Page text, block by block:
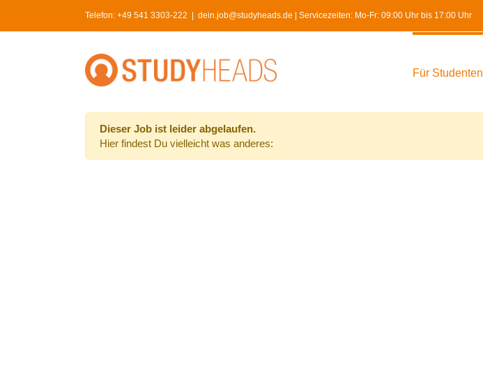
Telefon: +49 541 3303-222 dein.job@studyheads.de | Servicezeiten: Mo-Fr: 09:00 Uhr bis 17:00 Uhr
Für Studenten
Dieser Job ist leider abgelaufen.
Hier findest Du vielleicht was anderes: